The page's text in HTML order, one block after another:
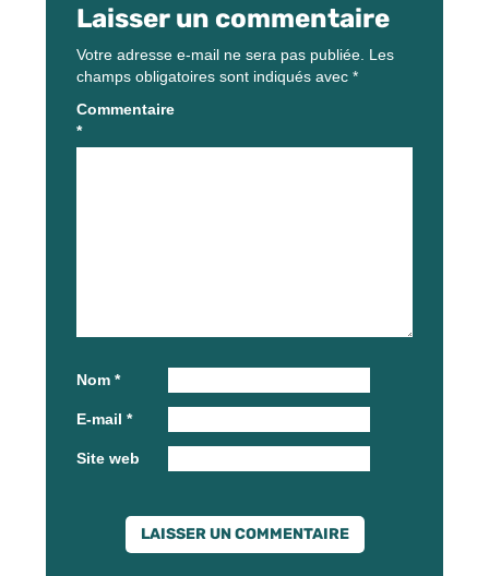
Laisser un commentaire
Votre adresse e-mail ne sera pas publiée. Les
champs obligatoires sont indiqués avec *
Commentaire
*
Nom *
E-mail *
Site web